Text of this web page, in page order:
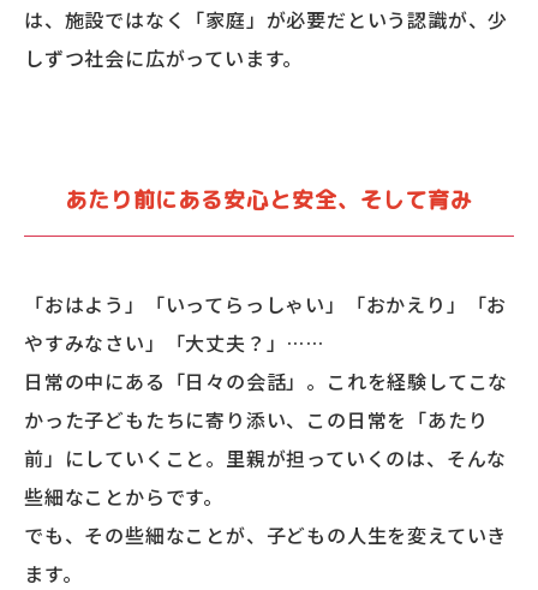
は、施設ではなく「家庭」が必要だという認識が、少
しずつ社会に広がっています。
あたり前にある安心と安全、そして育み
「おはよう」「いってらっしゃい」「おかえり」「お
やすみなさい」「大丈夫？」……
日常の中にある「日々の会話」。これを経験してこな
かった子どもたちに寄り添い、この日常を「あたり
前」にしていくこと。里親が担っていくのは、そんな
些細なことからです。
でも、その些細なことが、子どもの人生を変えていき
ます。